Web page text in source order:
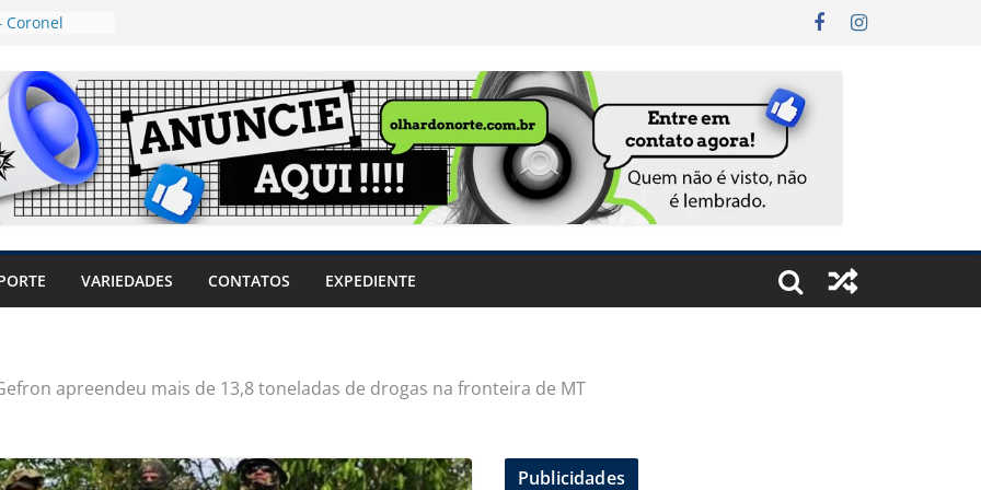
sintomas,
riscos
Coronel
dos
Grosso e
mulheres
produtores
sem
VARIEDADES CONTATOS EXPEDIENTE
apreendeu mais de 13,8 toneladas de drogas na fronteira de MT
Publicidades